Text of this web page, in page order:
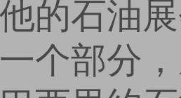
的石油
个部分